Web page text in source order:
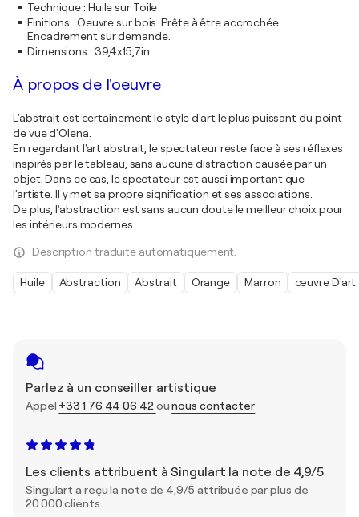
Parlez à un conseiller artistique
Appel +33 1 76 44 06 42 ounous contacter
Les clients attribuent à Singulart la note de 4,9/5
Singulart a reçu la note de 4,9/5 attribuée par plus de
20 000 clients.
Technique: Huile sur Toile
Finitions : Oeuvre sur bois. Prête à être accrochée.
Encadrement sur demande.
Dimensions : 39,4x15,7in
À propos de l'oeuvre
L'abstrait est certainement le style d'art le plus puissant du point
de vue d'Olena.
En regardant l'art abstrait, le spectateur reste face à ses réflexes
inspirés par le tableau, sans aucune distraction causée par un
objet. Dans ce cas, le spectateur est aussi important que
l'artiste. Il y met sa propre signification et ses associations.
De plus, l'abstraction est sans aucun doute le meilleur choix pour
les intérieurs modernes.
Description traduite automatiquement.
Huile Abstraction Abstrait Orange Marron œuvre D'art